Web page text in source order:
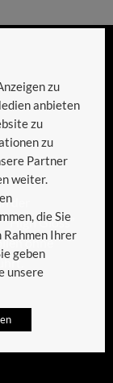
der
Gloss”
ohne
zu
anbieten
zu
zu
Partner
weiter.
die Sie
Rahmen Ihrer
geben
unsere